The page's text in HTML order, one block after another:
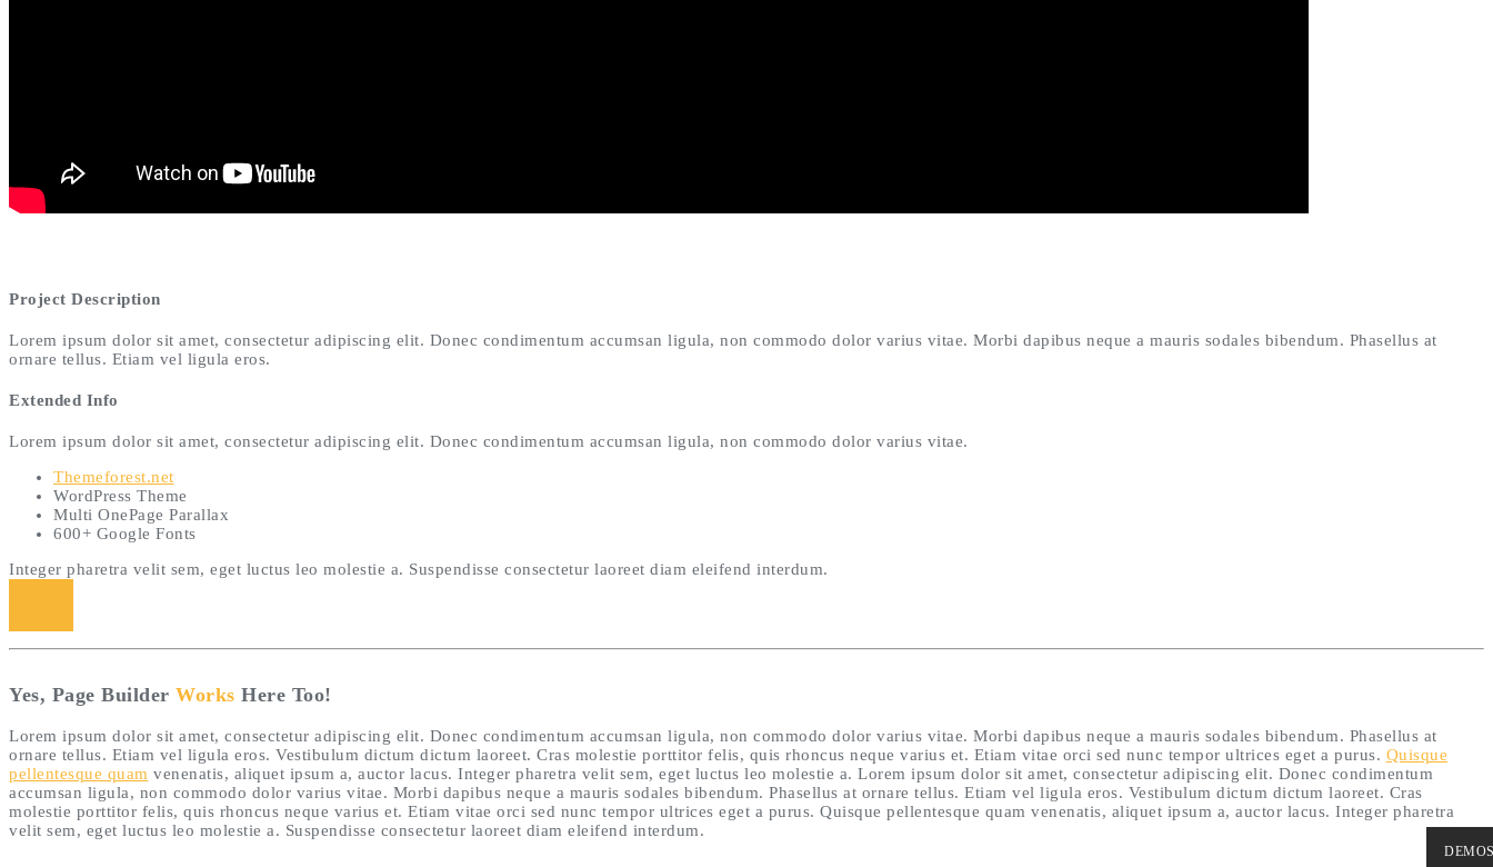
Project Description
Lorem ipsum dolor sit amet, consectetur adipiscing elit. Donec condimentum accumsan ligula, non commodo dolor varius vitae. Morbi dapibus neque a mauris sodales bibendum. Phasellus at
ornare tellus. Etiam vel ligula eros.
Extended Info
Lorem ipsum dolor sit amet, consectetur adipiscing elit. Donec condimentum accumsan ligula, non commodo dolor varius vitae.
Themeforest.net
WordPress Theme
Multi OnePage Parallax
600+ Google Fonts
Integer pharetra velit sem, eget luctus leo molestie a. Suspendisse consectetur laoreet diam eleifend interdum.
Yes, Page Builder Works Here Too!
Lorem ipsum dolor sit amet, consectetur adipiscing elit. Donec condimentum accumsan ligula, non commodo dolor varius vitae. Morbi dapibus neque a mauris sodales bibendum. Phasellus at
ornare tellus. Etiam vel ligula eros. Vestibulum dictum dictum laoreet. Cras molestie porttitor felis, quis rhoncus neque varius et. Etiam vitae orci sed nunc tempor ultrices eget a purus. Quisque
pellentesque quam venenatis, aliquet ipsum a, auctor lacus. Integer pharetra velit sem, eget luctus leo molestie a. Lorem ipsum dolor sit amet, consectetur adipiscing elit. Donec condimentum
accumsan ligula, non commodo dolor varius vitae. Morbi dapibus neque a mauris sodales bibendum. Phasellus at ornare tellus. Etiam vel ligula eros. Vestibulum dictum dictum laoreet. Cras
molestie porttitor felis, quis rhoncus neque varius et. Etiam vitae orci sed nunc tempor ultrices eget a purus. Quisque pellentesque quam venenatis, aliquet ipsum a, auctor lacus. Integer pharetra
velit sem, eget luctus leo molestie a. Suspendisse consectetur laoreet diam eleifend interdum.